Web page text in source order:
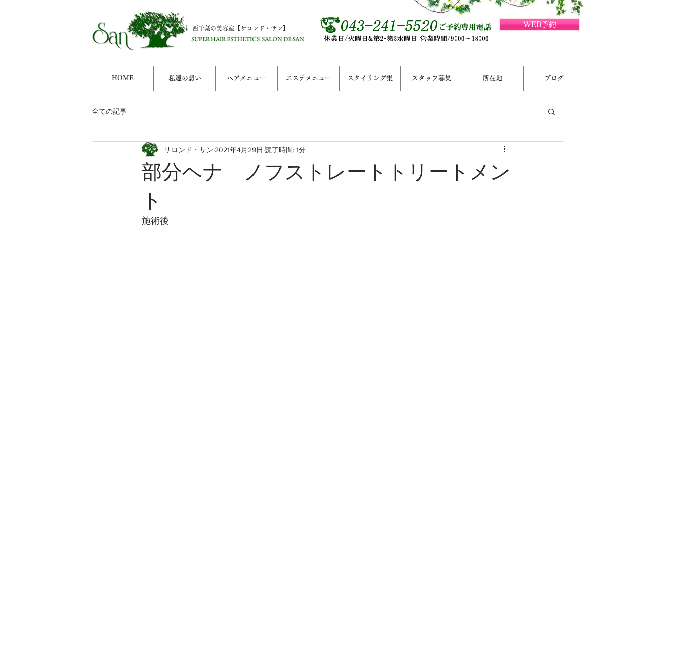
西千葉の美容室【サロンド・サン】 WEB予約
HOME 私達の想い ヘアメニュー エステメニュー スタイリング集 スタッフ募集 所在地 ブログ
全ての記事
部分ヘナ ノフストレートトリートメン
ト
サロンド・サン 2021年4月29日 読了時間: 1分
施術後